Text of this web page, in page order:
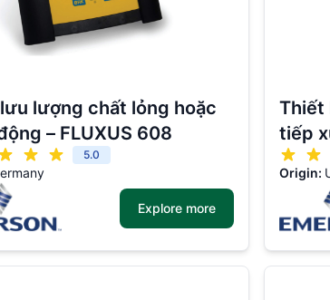
lượng chất lỏng hoặc
– FLUXUS 608
5.0
Explore more
Thiết
tiếp
Origin: